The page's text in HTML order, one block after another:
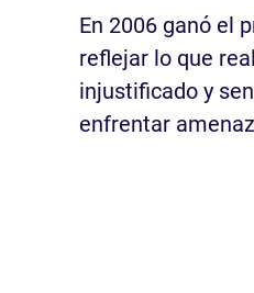
En 2006 ganó el
reflejar lo que
injustificado y
enfrentar